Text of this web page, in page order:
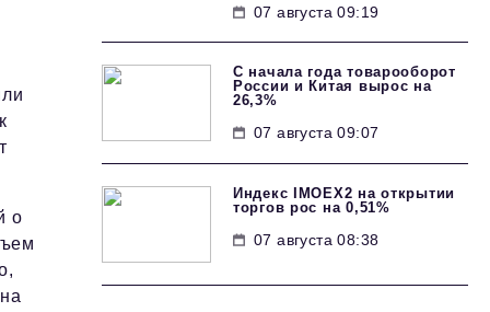
о
07 августа 09:19
С начала года товарооборот
России и Китая вырос на
26,3%
07 августа 09:07
Индекс IMOEX2 на открытии
торгов рос на 0,51%
07 августа 08:38